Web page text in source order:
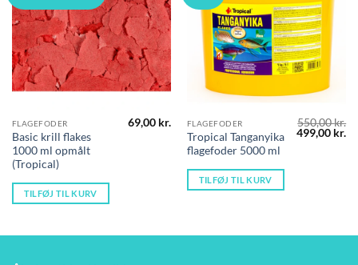
FLAGEFODER
Basic krill flakes
1000 ml opmålt
(Tropical)
69,00 kr.
TILFØJ TIL KURV
FLAGEFODER
Tropical Tanganyika
flagefoder 5000 ml
550,00kr.
Den
oprindelige
499,00 kr.
TILFØJ TIL KURV